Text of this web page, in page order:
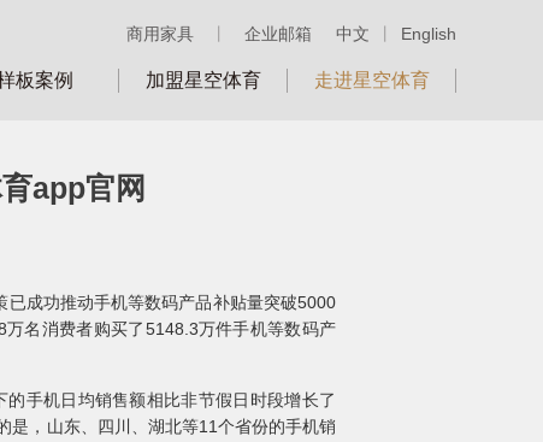
中文 English
商用家具 企业邮箱
板案例 加盟星空体育 走进星空体育
app官网
成功推动手机等数码产品补贴量突破5000
名消费者购买了5148.3万件手机等数码产
手机日均销售额相比非节假日时段增长了
是，山东、四川、湖北等11个省份的手机销